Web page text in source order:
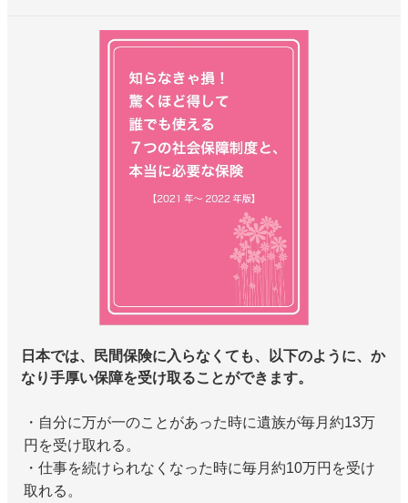
日本では、民間保険に入らなくても、以下のように、か
なり手厚い保障を受け取ることができます。
・自分に万が一のことがあった時に遺族が毎月約13万
円を受け取れる。
・仕事を続けられなくなった時に毎月約10万円を受け
取れる。